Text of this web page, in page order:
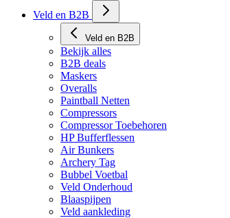
Veld en B2B
Veld en B2B
Bekijk alles
B2B deals
Maskers
Overalls
Paintball Netten
Compressors
Compressor Toebehoren
HP Bufferflessen
Air Bunkers
Archery Tag
Bubbel Voetbal
Veld Onderhoud
Blaaspijpen
Veld aankleding